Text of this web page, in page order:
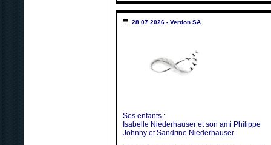
28.07.2026 - Verdon SA
Ses enfants :
Isabelle Niederhauser et son ami Philippe
Johnny et Sandrine Niederhauser